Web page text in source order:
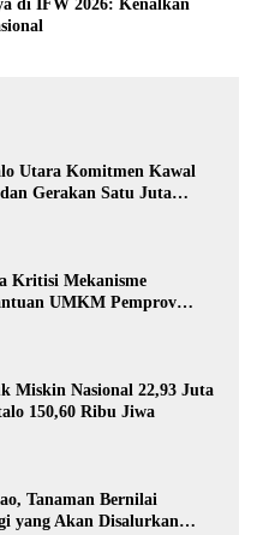
di IFW 2026: Kenalkan
Utara Komitmen Kawal
Gerakan Satu Juta
Kritisi Mekanisme
UMKM Pemprov
Miskin Nasional 22,93 Juta
150,60 Ribu Jiwa
Tanaman Bernilai
yang Akan Disalurkan